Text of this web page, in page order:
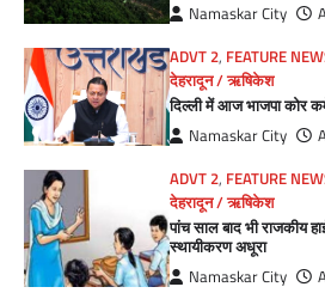
Namaskar City
ADVT 2, FEATURE
देहरादून / ऋषिकेश
दिल्ली में आज भाजपा कोर
Namaskar City
ADVT 2, FEATURE
देहरादून / ऋषिकेश
पांच साल बाद भी राजकीय
स्थायीकरण अधूरा
Namaskar City